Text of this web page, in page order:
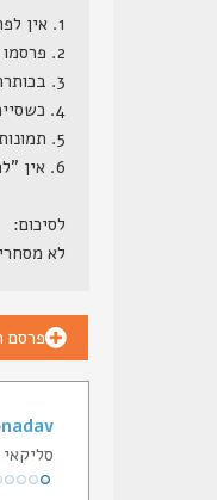
1. אין לפרסם הודעות מסחריות, הודעות אלה תמחקנה ללא התראה.
2. פרסמו פרטים שיחסכו שאלות קבועות שיופיעו מייד, דגם מדוייק, מחיר (כן, מחיר, הרי ממילא השאלה כמה תצוץ, וזה לא סוד שמור), גמישות במחיר, תוספות קבועות ותוספות אפשריות.
3. בכותרת ההודעה ציינו את המילה "למכירה" או "מחפש" או משהו בסגנון.
4. כשסיימתם, במזל-טוב את העסקה, ערכו את ההודעה המקורית, והוסיפו לשורת הנושא שלה את המילה "נמכר", אנו נעבור מדי פעם ונמחק את ההודעות הללו.
5. תמונות ברוחב שמעל 400 פיקסל יימחקו, מכיוון שהן גורמות לשבירת מסגרת האתר.
6. אין "להקפיץ" הודעות לשם קידומן לראש הרשימה בתכיפות חריגה (כפי שתראה למנהל הפורום), הודעות ש"יוקפצו" - ינעלו.
לסיכום:
לא
פרסם
nadav